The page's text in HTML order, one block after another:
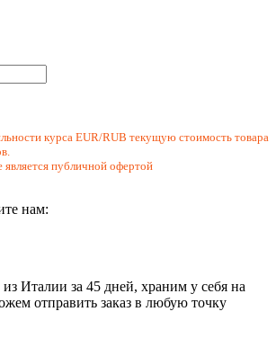
курса EUR/RUB текущую стоимость товара
публичной офертой
нам:
Италии за 45 дней, храним у себя на
отправить заказ в любую точку